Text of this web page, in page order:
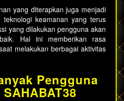
yang diterapkan juga menjadi
keamanan yang terus
yang dilakukan pengguna akan
Hal ini memberikan rasa
melakukan berbagai aktivitas
Pengguna